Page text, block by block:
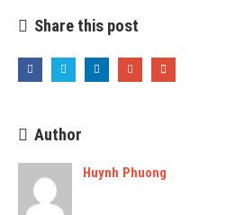
Share this post
Author
Huynh Phuong